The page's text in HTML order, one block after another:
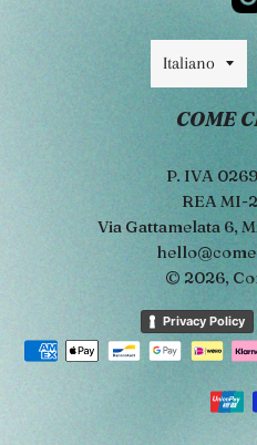
Lingua
Italiano
COME
P. IVA
REA MI-
Via Gattamelata 6,
© 2026,
Privacy Policy